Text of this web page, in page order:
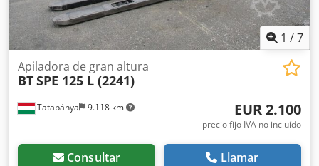
1 /7
Tatabánya 9.118 km
Apiladora de gran altura
BTSPE 125 L (2241)
EUR 2.100
precio fijo IVA no incluído
Consultar Llamar